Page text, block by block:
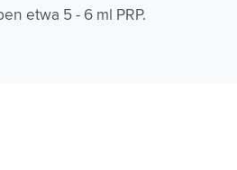
etwa 5 - 6 ml PRP.